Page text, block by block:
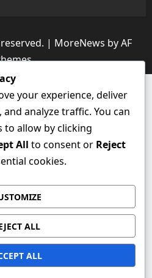
| MoreNews by AF
your experience, deliver
analyze traffic. You can
to allow by clicking
All to consent or Reject
cookies.
ALL
ALL